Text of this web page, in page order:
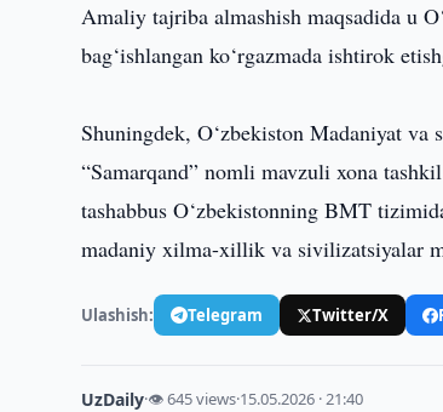
Amaliy tajriba almashish maqsadida u
bag‘ishlangan ko‘rgazmada ishtirok
Shuningdek, O‘zbekiston Madaniyat
“Samarqand” nomli mavzuli xona
tashabbus O‘zbekistonning BMT
madaniy xilma-xillik va sivilizatsiyalar
Ulashish: Telegram Twitter/X
UzDaily·👁 645 views·15.05.2026 · 21:40